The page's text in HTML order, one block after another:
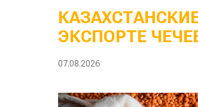
ЭКСПОРТЕ
07.08.2026